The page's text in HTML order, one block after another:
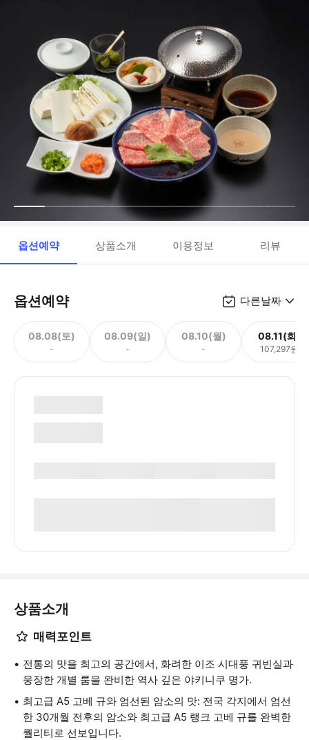
옵션예약 상품소개 이용정보 리뷰
옵션예약 다른날짜
08.08(토)
-
08.09(일)
-
08.10(월)
-
08.11(화)
107,297원
상품소개
매력포인트
전통의 맛을 최고의 공간에서, 화려한 이조 시대풍 귀빈실과
웅장한 개별 룸을 완비한 역사 깊은 야키니쿠 명가.
최고급 A5 고베 규와 엄선된 암소의 맛: 전국 각지에서 엄선
한 30개월 전후의 암소와 최고급 A5 랭크 고베 규를 완벽한
퀄리티로 선보입니다.